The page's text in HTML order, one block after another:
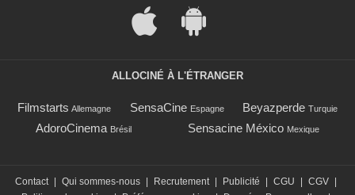
ALLOCINÉ À L'ÉTRANGER
Filmstarts Allemagne SensaCine Espagne Beyazperde Turquie
AdoroCinema Brésil Sensacine México Mexique
Contact | Qui sommes-nous | Recrutement | Publicité | CGU | CGV |